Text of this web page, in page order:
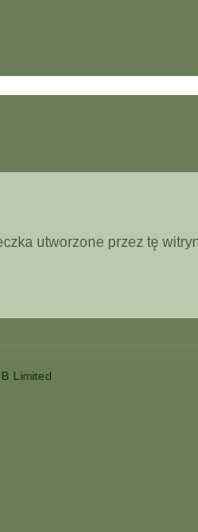
utworzone przez tę
Limited